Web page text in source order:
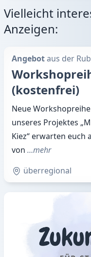
Vielleicht
Anzeigen:
Angebotaus der
(kostenfrei)
Neue
unseres Projektes
Kiez“ erwarten euch
von …mehr
überregional